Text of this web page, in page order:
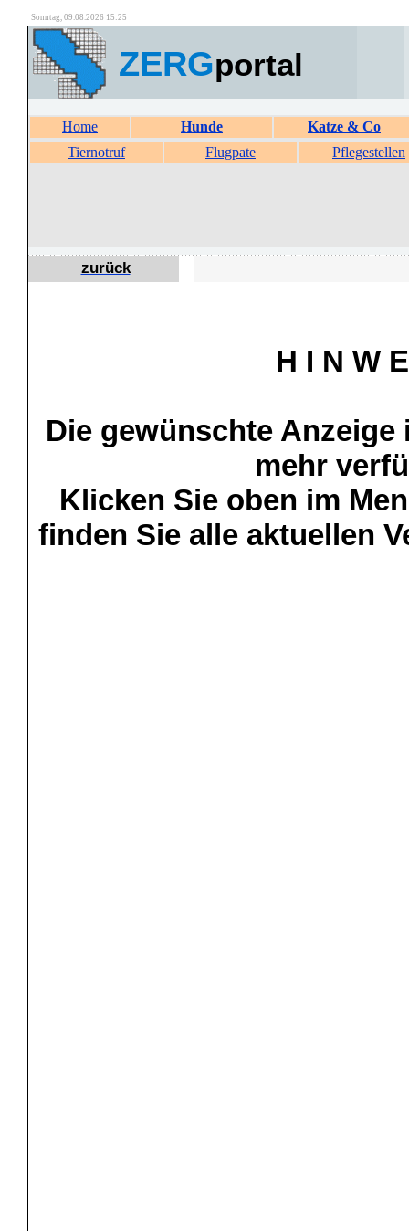
Sonntag, 09.08.2026 15:25
ZERGportal
Home Hunde
Katze & Co
Tiernotruf
Flugpate Pflegestellen
zurück
H I N W
Die gewünschte
mehr
Klicken Sie oben im
finden Sie alle aktuellen